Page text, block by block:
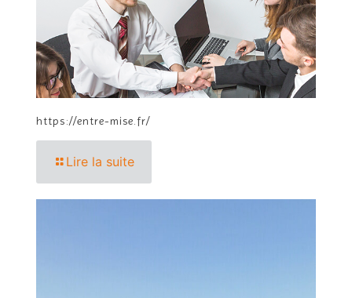
https://entre-mise.fr/
Lire la suite